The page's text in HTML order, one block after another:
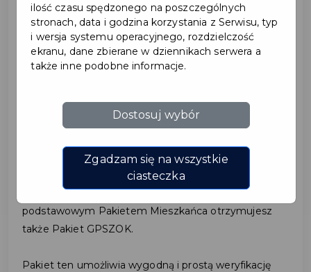
2023-04-25
ZMIANY W PAKIECIE
GPSZOK
Jeśli masz swoją Pruszczańską Kartę Mieszkańca, to
zapewne wiesz, że składając wniosek o kartę, wraz z
podstawowym Pakietem Mieszkańca otrzymujesz
także Pakiet GPSZOK.
Pakiet ten umożliwia wygodną i prostą weryfikację
ilość czasu spędzonego na poszczególnych
stronach, data i godzina korzystania z Serwisu, typ
i wersja systemu operacyjnego, rozdzielczość
ekranu, dane zbierane w dziennikach serwera a
także inne podobne informacje.
Dostosuj wybór
Zgadzam się na wszystkie
ciasteczka